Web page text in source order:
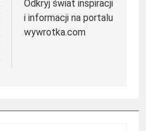
Odkryj świat inspiracji
i informacji na portalu
wywrotka.com